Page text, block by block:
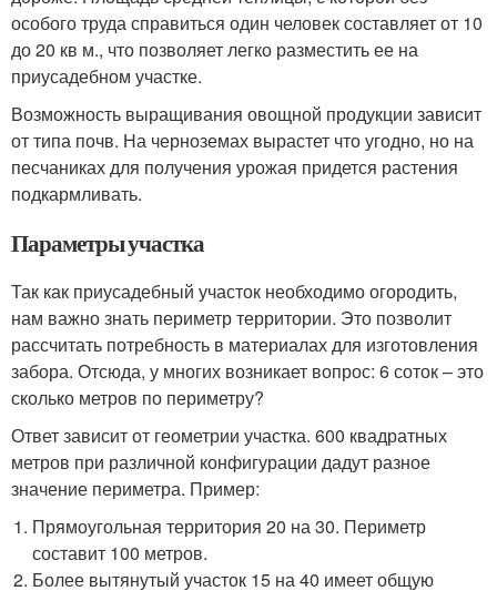
особого труда справиться один человек составляет от 10
до 20 кв м., что позволяет легко разместить ее на
приусадебном участке.
Возможность выращивания овощной продукции зависит
от типа почв. На черноземах вырастет что угодно, но на
песчаниках для получения урожая придется растения
подкармливать.
Параметры участка
Так как приусадебный участок необходимо огородить,
нам важно знать периметр территории. Это позволит
рассчитать потребность в материалах для изготовления
забора. Отсюда, у многих возникает вопрос: 6 соток – это
сколько метров по периметру?
Ответ зависит от геометрии участка. 600 квадратных
метров при различной конфигурации дадут разное
значение периметра. Пример:
Прямоугольная территория 20 на 30. Периметр
составит 100 метров.
Более вытянутый участок 15 на 40 имеет общую